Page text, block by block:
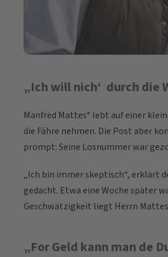
„Ich will nich‘ durch
Manfred Mattes* lebt auf einer
die Fähre nehmen. Die Post aber
prompt: Seine Losnummer war
„Ich bin immer skeptisch“, erklärt
gedacht. Etwa eine Woche später
Geschwätzigkeit liegt Herrn
„For Geld kann man de